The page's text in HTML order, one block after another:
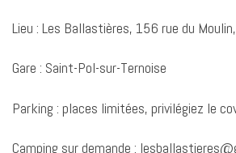
Lieu : Les Ballastières, 156 rue du
Gare : Saint-Pol-sur-Ternoise
Parking : places limitées, privilégiez le
Camping sur demande :